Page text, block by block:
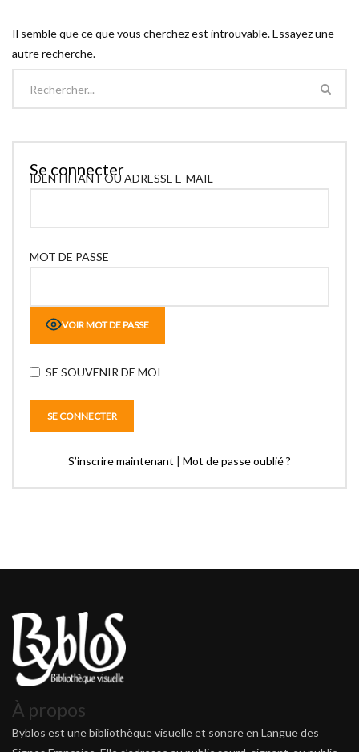
Il semble que ce que vous cherchez est introuvable. Essayez une
autre recherche.
Se connecter
IDENTIFIANT OU ADRESSE E-MAIL
MOT DE PASSE
VOIR MOT DE PASSE
SE SOUVENIR DE MOI
S’inscrire maintenant | Mot de passe oublié ?
À propos
Byblos est une bibliothèque visuelle et sonore en Langue des